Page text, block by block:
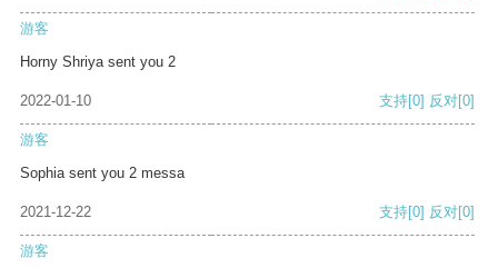
游客
Horny Shriya sent you 2
2022-01-10 支持[0] 反对[0]
游客
Sophia sent you 2 messa
2021-12-22 支持[0] 反对[0]
游客